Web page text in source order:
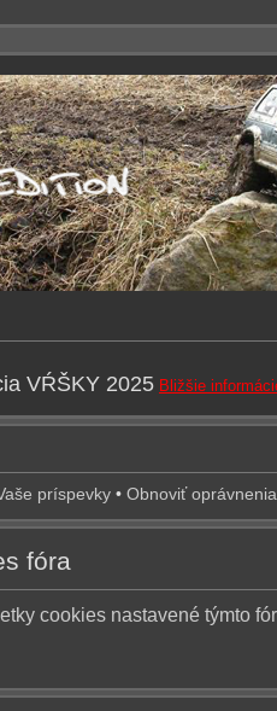
VŔŠKY 2025 Bližšie
príspevky • Obnoviť oprávnenia
fóra
cookies nastavené týmto